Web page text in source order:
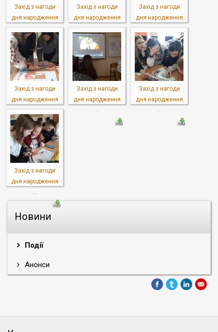
Новини
Події
Анонси
Захід з нагоди
дня народження
Захід з нагоди
дня народження
Захід з нагоди
дня народження
Захід з нагоди
дня народження
Захід з нагоди
дня народження
...
Захід з нагоди
дня народження
...
Захід з нагоди
дня народження
...